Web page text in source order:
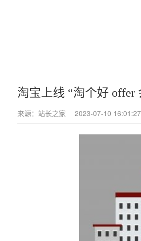
淘宝上线 “淘个好 offer
来源：站长之家 2023-07-10 16:01:27